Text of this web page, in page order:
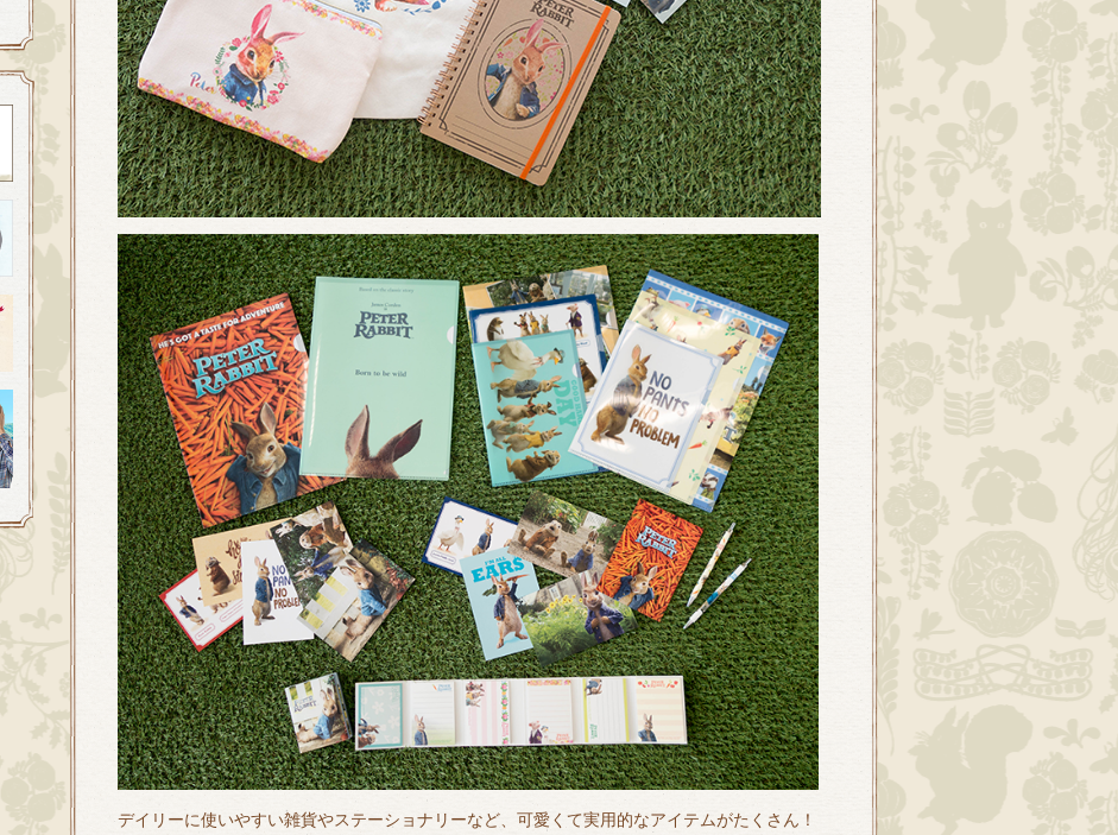
デイリーに使いやすい雑貨やステーショナリーなど、可愛くて実用的なアイテムがたくさん！